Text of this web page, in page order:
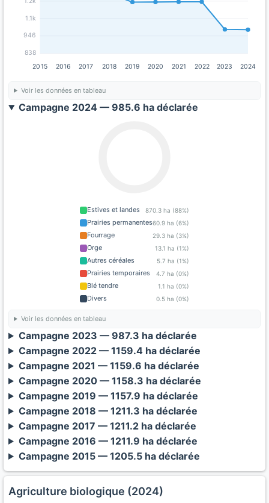
838
946
1.1k
2015 2016 2017 2018 2019 2020 2021 2022 2023 2024
Voir les données en tableau
Campagne 2024 — 985.6 ha déclarée
Estives et landes 870.3 ha (88%)
Prairies permanentes60.9 ha (6%)
Fourrage 29.3 ha (3%)
Orge 13.1 ha (1%)
Autres céréales 5.7 ha (1%)
Prairies temporaires 4.7 ha (0%)
Blé tendre 1.1 ha (0%)
Divers 0.5 ha (0%)
Voir les données en tableau
Campagne 2023 — 987.3 ha déclarée
Campagne 2022 — 1159.4 ha déclarée
Campagne 2021 — 1159.6 ha déclarée
Campagne 2020 — 1158.3 ha déclarée
Campagne 2019 — 1157.9 ha déclarée
Campagne 2018 — 1211.3 ha déclarée
Campagne 2017 — 1211.2 ha déclarée
Campagne 2016 — 1211.9 ha déclarée
Campagne 2015 — 1205.5 ha déclarée
Agriculture biologique (2024)